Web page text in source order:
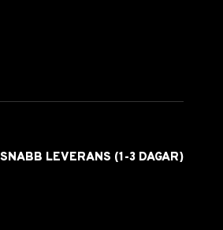
SNABB LEVERANS (1-3 DAGAR)